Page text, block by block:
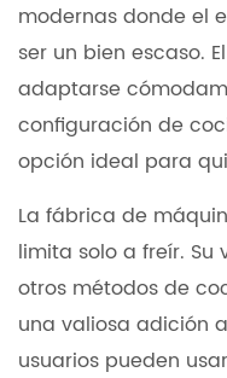
modernas donde el
ser un bien escaso.
adaptarse
configuración de
opción ideal para
La fábrica de
limita solo a freír.
otros métodos de
una valiosa adición
usuarios pueden